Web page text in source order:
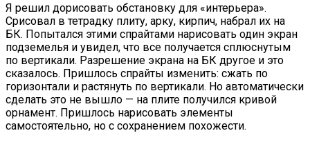
Я решил дорисовать обстановку для «интерьера».
Срисовал в тетрадку плиту, арку, кирпич, набрал их на
БК. Попытался этими спрайтами нарисовать один экран
подземелья и увидел, что все получается сплюснутым
по вертикали. Разрешение экрана на БК другое и это
сказалось. Пришлось спрайты изменить: сжать по
горизонтали и растянуть по вертикали. Но автоматически
сделать это не вышло — на плите получился кривой
орнамент. Пришлось нарисовать элементы
самостоятельно, но с сохранением похожести.